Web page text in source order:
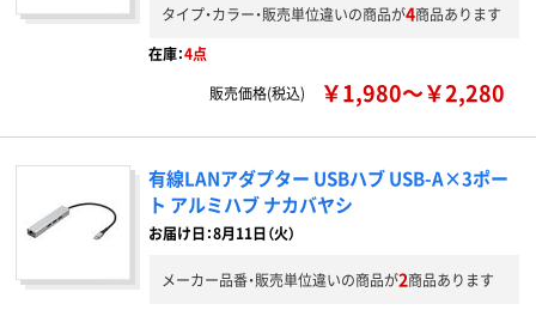
タイプ・カラー・販売単位違いの商品が4商品あります
在庫：4点
販売価格(税込)
￥1,980～￥2,280
有線LANアダプター USBハブ USB-A×3ポー
ト アルミハブ ナカバヤシ
お届け日：8月11日（火）
メーカー品番・販売単位違いの商品が2商品あります